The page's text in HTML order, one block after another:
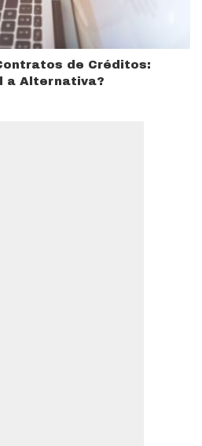
de Créditos:
a Alternativa?